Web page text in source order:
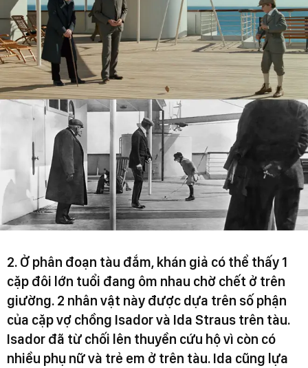
2. Ở phân đoạn tàu đắm, khán giả có thể thấy 1
cặp đôi lớn tuổi đang ôm nhau chờ chết ở trên
giường. 2 nhân vật này được dựa trên số phận
của cặp vợ chồng Isador và Ida Straus trên tàu.
Isador đã từ chối lên thuyền cứu hộ vì còn có
nhiều phụ nữ và trẻ em ở trên tàu. Ida cũng lựa